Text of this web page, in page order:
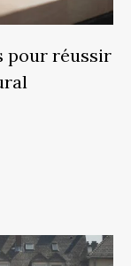
pour réussir